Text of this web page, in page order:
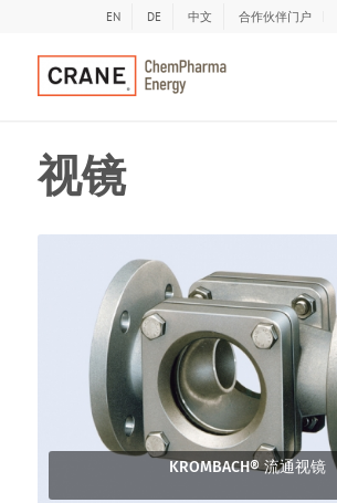
EN DE 中文 合作伙伴门户
视镜
KROMBACH® 流通视镜